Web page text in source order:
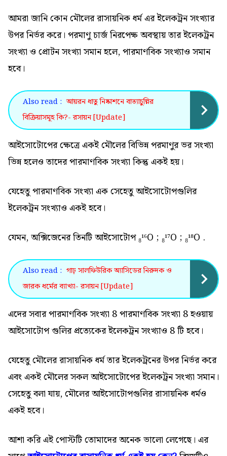
আমরা জানি কোন মৌলের রাসায়নিক ধর্ম এর ইলেকট্রন সংখ্যার
উপর নির্ভর করে। পরমাণু চার্জ নিরপেক্ষ অবস্থায় তার ইলেকট্রন
সংখ্যা ও প্রোটন সংখ্যা সমান হলে, পারমাণবিক সংখ্যাও সমান
হবে।
Also read : আয়রন ধাতু নিষ্কাশনে বাত্যাচুল্লির
বিক্রিয়াসমূহ কি?- রসায়ন [Update]
আইসোটোপের ক্ষেত্রে একই মৌলের বিভিন্ন পরমাণুর ভর সংখ্যা
ভিন্ন হলেও তাদের পারমাণবিক সংখ্যা কিন্তু একই হয়।
যেহেতু পারমাণবিক সংখ্যা এক সেহেতু আইসোটোপগুলির
ইলেকট্রন সংখ্যাও একই হবে।
যেমন, অক্সিজেনের তিনটি আইসোটোপ ₈¹⁶O ; ₈¹⁷O ; ₈¹⁸O .
Also read : গাঢ় সালফিউরিক অ্যাসিডের নিরুদক ও
জারক ধর্মের ব্যাখ্যা- রসায়ন [Update]
এদের সবার পারমাণবিক সংখ্যা 8 পারমাণবিক সংখ্যা 8 হওয়ায়
আইসোটোপ গুলির প্রত্যেকের ইলেকট্রন সংখ্যাও 8 টি হবে।
যেহেতু মৌলের রাসায়নিক ধর্ম তার ইলেকট্রনের উপর নির্ভর করে
এবং একই মৌলের সকল আইসোটোপের ইলেকট্রন সংখ্যা সমান।
সেহেতু বলা যায়, মৌলের আইসোটোপগুলির রাসায়নিক ধর্মও
একই হবে।
আশা করি এই পোস্টটি তোমাদের অনেক ভালো লেগেছে। এর